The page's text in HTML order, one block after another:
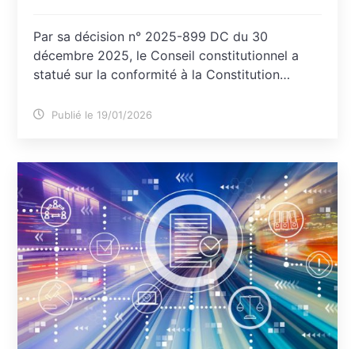
Par sa décision n° 2025-899 DC du 30
décembre 2025, le Conseil constitutionnel a
statué sur la conformité à la Constitution…
Publié le 19/01/2026